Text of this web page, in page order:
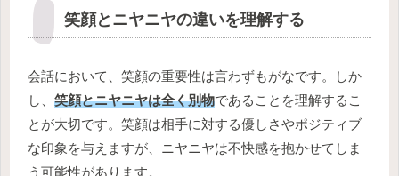
笑顔とニヤニヤの違いを理解する
会話において、笑顔の重要性は言わずもがなです。しか
し、 笑顔とニヤニヤは全く別物であることを理解するこ
とが大切です。笑顔は相手に対する優しさやポジティブ
な印象を与えますが、ニヤニヤは不快感を抱かせてしま
う可能性があります。